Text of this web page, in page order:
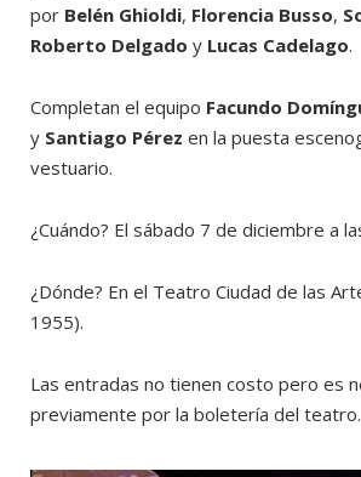
por Belén Ghioldi, Florencia Busso,
Roberto Delgado y Lucas Cadelago.
Completan el equipo Facundo
y Santiago Pérez en la puesta
vestuario.
¿Cuándo? El sábado 7 de diciembre a
¿Dónde? En el Teatro Ciudad de las
1955).
Las entradas no tienen costo pero es
previamente por la boletería del teatro.